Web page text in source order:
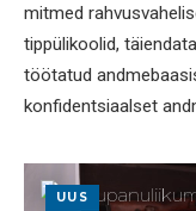
mitmed
tippülikoolid,
töötatud
konfidentsiaalset
UUS